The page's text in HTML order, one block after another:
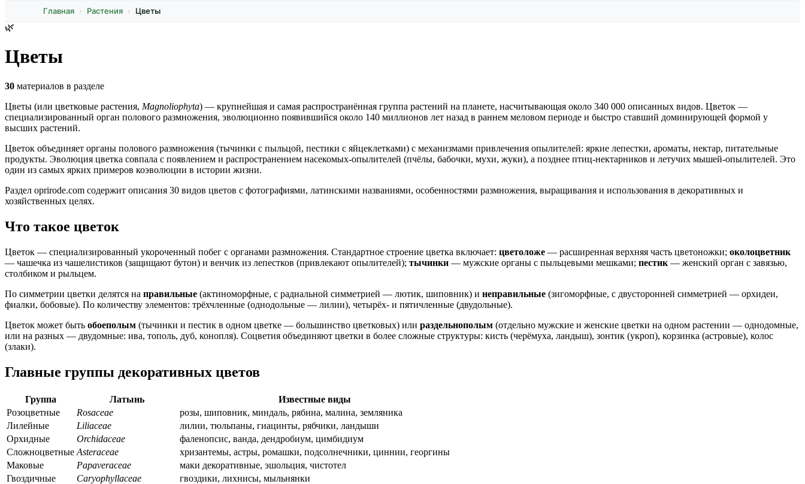
Главная Растения Цветы
🌿
Цветы
30 материалов в разделе
Цветы (или цветковые растения, Magnoliophyta) — крупнейшая и самая распространённая группа растений на планете, насчитывающая около 340 000 описанных видов. Цветок —
специализированный орган полового размножения, эволюционно появившийся около 140 миллионов лет назад в раннем меловом периоде и быстро ставший доминирующей формой у
высших растений.
Цветок объединяет органы полового размножения (тычинки с пыльцой, пестики с яйцеклетками) с механизмами привлечения опылителей: яркие лепестки, ароматы, нектар, питательные
продукты. Эволюция цветка совпала с появлением и распространением насекомых-опылителей (пчёлы, бабочки, мухи, жуки), а позднее птиц-нектарников и летучих мышей-опылителей. Это
один из самых ярких примеров коэволюции в истории жизни.
Раздел oprirode.com содержит описания 30 видов цветов с фотографиями, латинскими названиями, особенностями размножения, выращивания и использования в декоративных и
хозяйственных целях.
Что такое цветок
Цветок — специализированный укороченный побег с органами размножения. Стандартное строение цветка включает: цветоложе — расширенная верхняя часть цветоножки; околоцветник
— чашечка из чашелистиков (защищают бутон) и венчик из лепестков (привлекают опылителей); тычинки — мужские органы с пыльцевыми мешками; пестик — женский орган с завязью,
столбиком и рыльцем.
По симметрии цветки делятся на правильные (актиноморфные, с радиальной симметрией — лютик, шиповник) и неправильные (зигоморфные, с двусторонней симметрией — орхидеи,
фиалки, бобовые). По количеству элементов: трёхчленные (однодольные — лилии), четырёх- и пятичленные (двудольные).
Цветок может быть обоеполым (тычинки и пестик в одном цветке — большинство цветковых) или раздельнополым (отдельно мужские и женские цветки на одном растении — однодомные,
или на разных — двудомные: ива, тополь, дуб, конопля). Соцветия объединяют цветки в более сложные структуры: кисть (черёмуха, ландыш), зонтик (укроп), корзинка (астровые), колос
(злаки).
Главные группы декоративных цветов
Группа Латынь
Известные виды
Розоцветные
Rosaceae
розы, шиповник, миндаль, рябина, малина, земляника
Лилейные
Liliaceae
лилии, тюльпаны, гиацинты, рябчики, ландыши
Орхидные
Orchidaceae
фаленопсис, ванда, дендробиум, цимбидиум
Сложноцветные Asteraceae
хризантемы, астры, ромашки, подсолнечники, циннии, георгины
Маковые
Papaveraceae
маки декоративные, эшольция, чистотел
Гвоздичные
Caryophyllaceae
гвоздики, лихнисы, мыльнянки